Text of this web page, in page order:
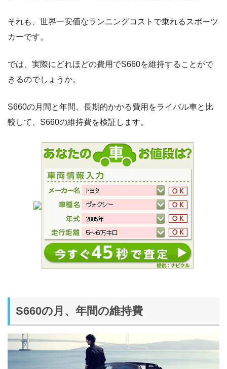
それも、世界一安価なランニングコストで乗れるスポーツ
カーです。
では、実際にどれほどの費用でS660を維持することがで
きるのでしょうか。
S660の月間と年間、長期的かかる費用をライバル車と比
較して、S660の維持費を検証します。
S660の月、年間の維持費